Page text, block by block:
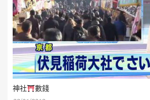
神社 數錢